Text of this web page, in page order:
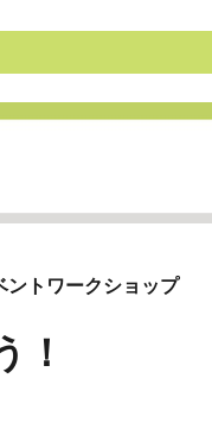
トワークショップ
！